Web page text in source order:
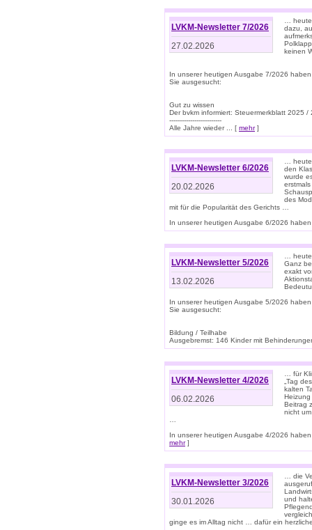
LVKM-Newsletter 7/2026
27.02.2026
…
dazu,
keinen
In unserer heutigen Ausgabe 7/2026
Sie ausgesucht:
Gut zu wissen
Der bvkm informiert: Steuermerkblatt 2025 /
-------------------------
Alle Jahre wieder ... [ mehr]
LVKM-Newsletter 6/2026
20.02.2026
…
den
wurde
des
mit für die Popularität des Gerichts …
In unserer heutigen Ausgabe 6/2026
LVKM-Newsletter 5/2026
13.02.2026
…
Ganz
exakt
In unserer heutigen Ausgabe 5/2026
Sie ausgesucht:
Bildung / Teilhabe
Ausgebremst: 146 Kinder mit
LVKM-Newsletter 4/2026
06.02.2026
… für
„Tag
kalten
Beitrag
nicht
In unserer heutigen Ausgabe 4/2026
mehr]
LVKM-Newsletter 3/2026
30.01.2026
… die
und
ginge es im Alltag nicht … dafür ein